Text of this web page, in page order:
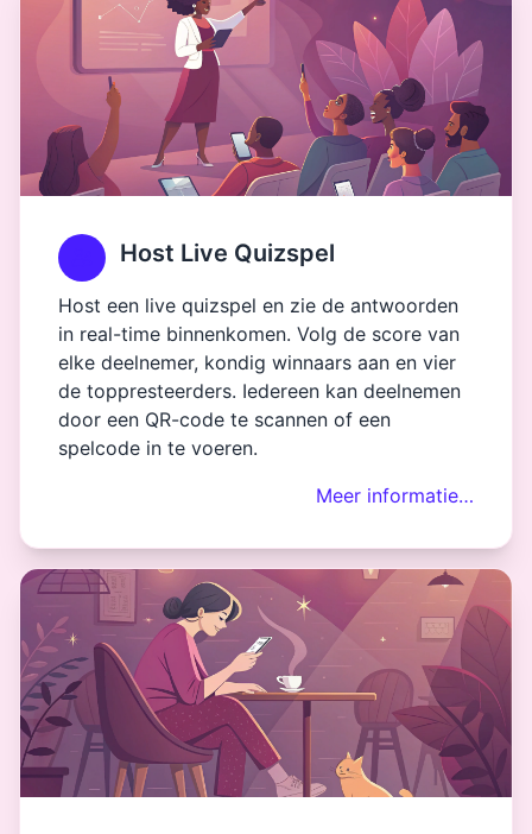
Host Live Quizspel
Host een live quizspel en zie de antwoorden
in real-time binnenkomen. Volg de score van
elke deelnemer, kondig winnaars aan en vier
de toppresteerders. Iedereen kan deelnemen
door een QR-code te scannen of een
spelcode in te voeren.
Meer informatie…